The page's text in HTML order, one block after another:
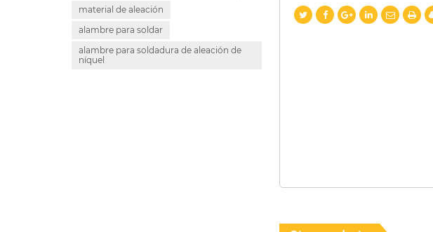
material de aleación
alambre para soldar
alambre para soldadura de aleación de
níquel